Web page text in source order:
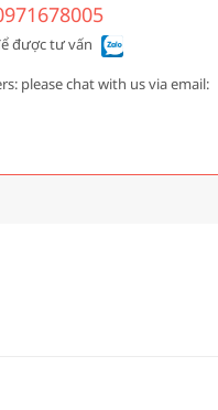
được tư vấn
please chat with us via email: